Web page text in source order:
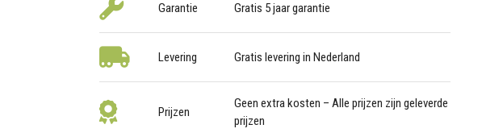
Garantie Gratis 5 jaar garantie
Levering Gratis levering in Nederland
Prijzen
Geen extra kosten – Alle prijzen zijn geleverde
prijzen